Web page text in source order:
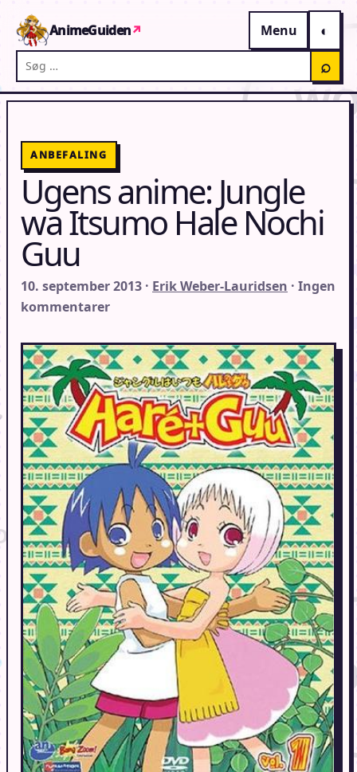
AnimeGuiden↗
Menu
Søg på AnimeGuiden
⌕
ANBEFALING
Ugens anime: Jungle
wa Itsumo Hale Nochi
Guu
10. september 2013 · Erik Weber-Lauridsen · Ingen
kommentarer